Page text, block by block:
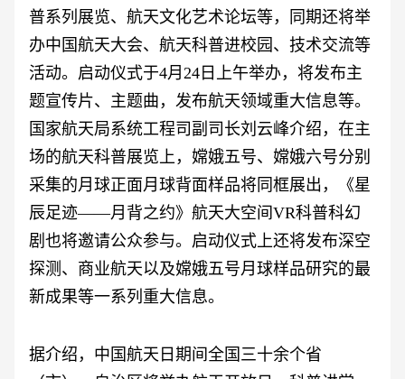
普系列展览、航天文化艺术论坛等，同期还将举
办中国航天大会、航天科普进校园、技术交流等
活动。启动仪式于4月24日上午举办，将发布主
题宣传片、主题曲，发布航天领域重大信息等。
国家航天局系统工程司副司长刘云峰介绍，在主
场的航天科普展览上，嫦娥五号、嫦娥六号分别
采集的月球正面月球背面样品将同框展出，《星
辰足迹——月背之约》航天大空间VR科普科幻
剧也将邀请公众参与。启动仪式上还将发布深空
探测、商业航天以及嫦娥五号月球样品研究的最
新成果等一系列重大信息。
据介绍，中国航天日期间全国三十余个省